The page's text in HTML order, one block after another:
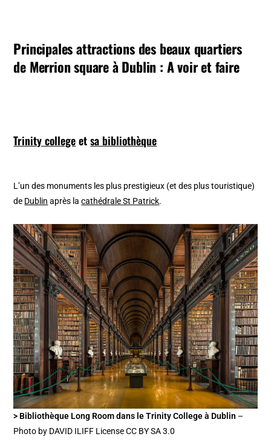
Principales attractions des beaux quartiers
de Merrion square à Dublin : A voir et faire
Trinity collegeetsa bibliothèque
L’un des monuments les plus prestigieux (et des plus touristique)
de Dublin après lacathédrale St Patrick.
> Bibliothèque Long Room dans le Trinity College à Dublin –
Photo by DAVID ILIFF License CC BY SA 3.0